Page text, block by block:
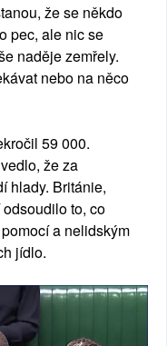
že se někdo
pec, ale nic se
naděje zemřely.
nebo na něco
59 000.
že za
hlady. Británie,
to, co
a nelidským
jídlo.